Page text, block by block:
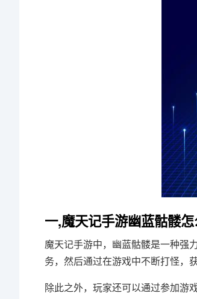
一,魔天记手游幽蓝骷髅
魔天记手游中，幽蓝骷髅是一种强
务，然后通过在游戏中不断打怪，
除此之外，玩家还可以通过参加游